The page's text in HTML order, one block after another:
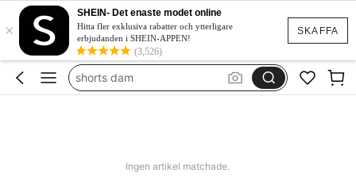
SKAFFA
×
SHEIN- Det enaste modet online
Hitta fler exklusiva rabatter och ytterligare
erbjudanden i SHEIN-APPEN!
(3,526)
festklänning bröllop
boho klänning
shorts dam
Ingen artikel matchade.